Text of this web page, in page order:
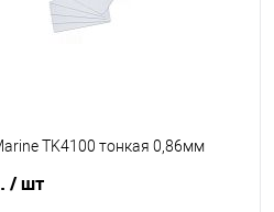
TK4100 тонкая 0,86мм
/ шт